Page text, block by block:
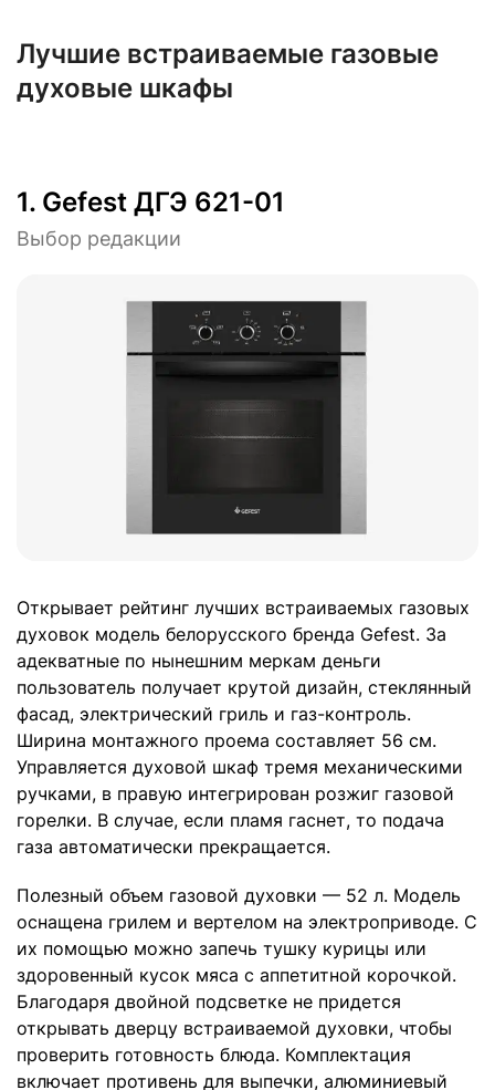
Лучшие встраиваемые газовые
духовые шкафы
1. Gefest ДГЭ 621-01
Выбор редакции
Открывает рейтинг лучших встраиваемых газовых
духовок модель белорусского бренда Gefest. За
адекватные по нынешним меркам деньги
пользователь получает крутой дизайн, стеклянный
фасад, электрический гриль и газ-контроль.
Ширина монтажного проема составляет 56 см.
Управляется духовой шкаф тремя механическими
ручками, в правую интегрирован розжиг газовой
горелки. В случае, если пламя гаснет, то подача
газа автоматически прекращается.
Полезный объем газовой духовки — 52 л. Модель
оснащена грилем и вертелом на электроприводе. С
их помощью можно запечь тушку курицы или
здоровенный кусок мяса с аппетитной корочкой.
Благодаря двойной подсветке не придется
открывать дверцу встраиваемой духовки, чтобы
проверить готовность блюда. Комплектация
включает противень для выпечки, алюминиевый